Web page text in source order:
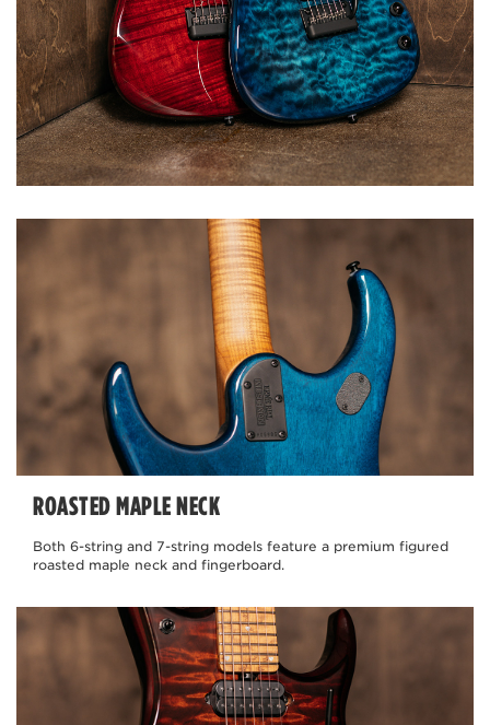
ROASTED MAPLE NECK
Both 6-string and 7-string models feature a premium figured
roasted maple neck and fingerboard.